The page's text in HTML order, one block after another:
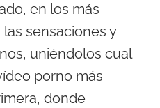
en los más
sensaciones y
uniéndolos cual
porno más
donde